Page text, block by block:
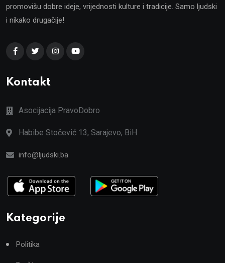
promovišu dobre ideje, vrijednosti kulture i tradicije. Samo ljudski
i nikako drugačije!
Kontakt
Asocijacija PravoDobro
Habibe Stočević 13, Sarajevo, BiH
info@ljudski.ba
Kategorije
Politika